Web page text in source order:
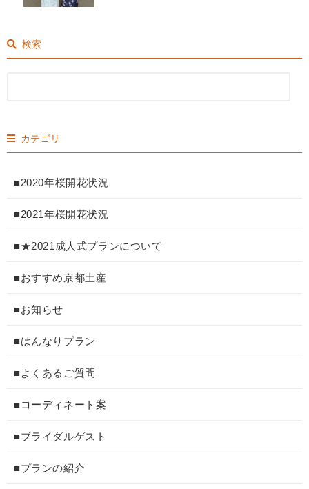
検索
カテゴリ
■2020年桜開花状況
■2021年桜開花状況
■★2021成人式プランについて
■おすすめ京都土産
■お知らせ
■はんなりプラン
■よくあるご質問
■コーディネート案
■ブライダルゲスト
■プランの紹介